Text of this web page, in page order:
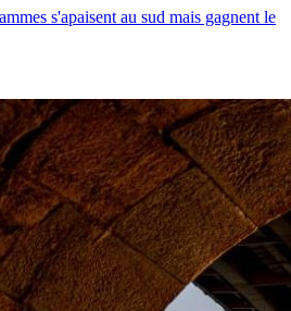
s'apaisent au sud mais gagnent le